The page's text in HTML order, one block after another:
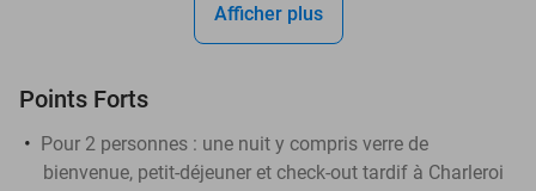
Afficher plus
Points Forts
Pour 2 personnes : une nuit y compris verre de
bienvenue, petit-déjeuner et check-out tardif à Charleroi